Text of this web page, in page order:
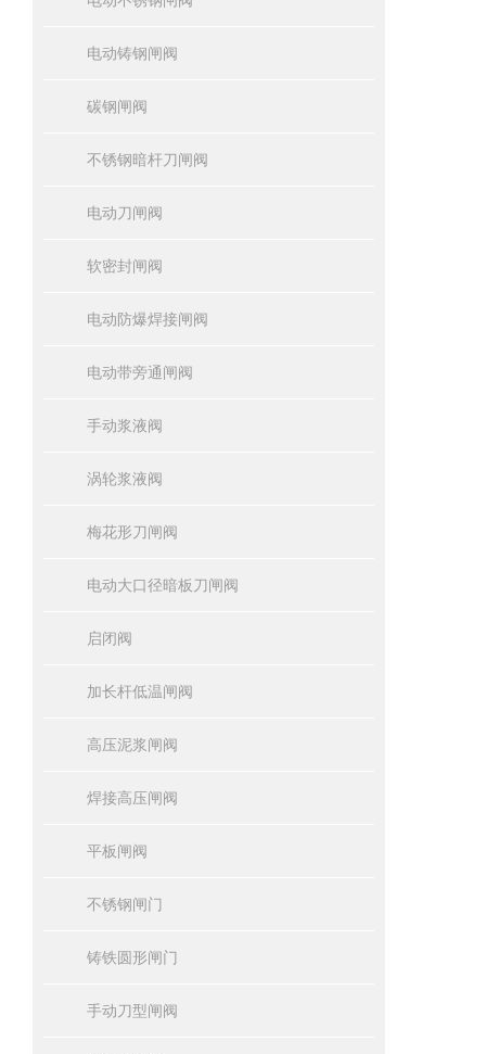
电动铸钢闸阀
碳钢闸阀
不锈钢暗杆刀闸阀
电动刀闸阀
软密封闸阀
电动防爆焊接闸阀
电动带旁通闸阀
手动浆液阀
涡轮浆液阀
梅花形刀闸阀
电动大口径暗板刀闸阀
启闭阀
加长杆低温闸阀
高压泥浆闸阀
焊接高压闸阀
平板闸阀
不锈钢闸门
铸铁圆形闸门
手动刀型闸阀